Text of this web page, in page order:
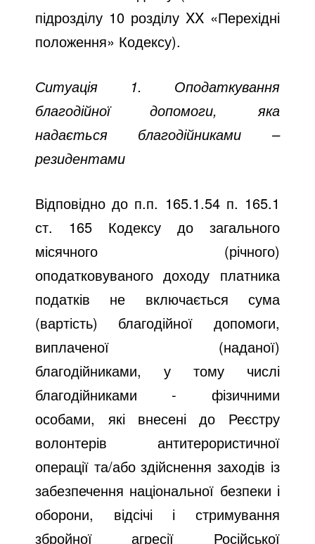
підрозділу 10 розділу XX «Перехідні
положення» Кодексу).
Ситуація 1. Оподаткування
благодійної допомоги, яка
надається благодійниками –
резидентами
Відповідно до п.п. 165.1.54 п. 165.1
ст. 165 Кодексу до загального
місячного (річного)
оподатковуваного доходу платника
податків не включається сума
(вартість) благодійної допомоги,
виплаченої (наданої)
благодійниками, у тому числі
благодійниками - фізичними
особами, які внесені до Реєстру
волонтерів антитерористичної
операції та/або здійснення заходів із
забезпечення національної безпеки і
оборони, відсічі і стримування
збройної агресії Російської